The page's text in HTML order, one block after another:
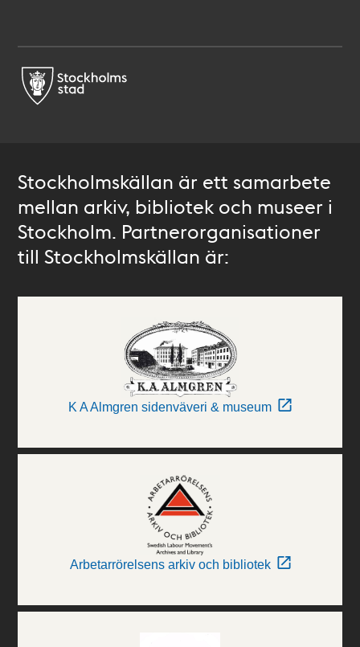
Stockholmskällan är ett samarbete
mellan arkiv, bibliotek och museer i
Stockholm. Partnerorganisationer
till Stockholmskällan är:
K A Almgren sidenväveri & museum
Arbetarrörelsens arkiv och bibliotek